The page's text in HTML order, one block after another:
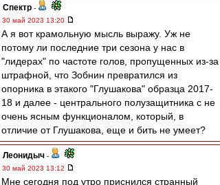
Спектр -
30 май 2023 13:20
А я вот крамольную мысль выражу. Уж не
потому ли последние три сезона у нас в
"лидерах" по частоте голов, пропущенных из-за
штрафной, что Зобнин превратился из
опорника в этакого "Глушакова" образца 2017-
18 и далее - центрального полузащитника с не
очень ясным функционалом, который, в
отличие от Глушакова, еще и бить не умеет?
Леонидыч -
30 май 2023 13:12
Мне сегодня под утро приснился странный